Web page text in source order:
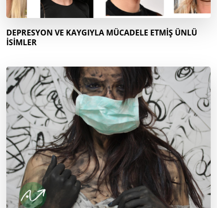
DEPRESYON VE KAYGIYLA MÜCADELE ETMİŞ ÜNLÜ
İSİMLER